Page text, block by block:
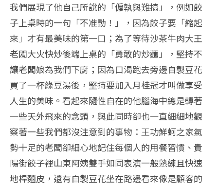
我們展現了他自己所說的「偏執與難搞」，例如餃
子上桌時的一句「不准動！」，因為餃子要「縮起
來」才有最美味的第一口；為了等待沙茶牛肉大王
老闆大火快炒後端上桌的「勇敢的炒麵」，堅持不
讓老闆娘為我們下廚；因為口渴跑去旁邊自製豆花
買了一杯綠豆湯後，堅持要加入月桂冠才叫做享受
人生的美味。看起來隨性自在的他腦海中總是轉著
一些天外飛來的念頭，與此同時卻也一直細細地觀
察著一些我們都沒注意到的事物：王功鮮蚵之家氣
勢十足的老闆卻細心地記住每個人的用餐習慣、貴
陽街餃子裡山東阿姨雙手如同表演一般熟練且快速
地桿麵皮，還有自製豆花坐在路邊看來像是顧客的